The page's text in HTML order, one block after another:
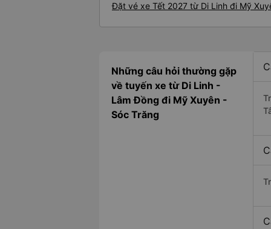
Đặt vé xe Tết 2027 từ Di Linh đi Mỹ
Những câu hỏi thường gặp
về tuyến xe từ Di Linh -
Lâm Đồng đi Mỹ Xuyên -
Sóc Trăng